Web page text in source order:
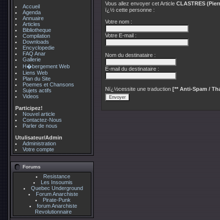
Accueil
Agenda
Annuaire
Articles
Bibliotheque
Compilation
Downloads
Encyclopedie
FAQ Anar
Gallerie
H�bergement Web
Liens Web
Plan du Site
Poemes et Chansons
Sujets actifs
Videos
Participez!
Nouvel article
Contactez-Nous
Parler de nous
Utulisateur/Admin
Administration
Votre compte
Forums
Resistance
Les Insoumis
Quebec Underground
Forum Anarchiste
Pirate-Punk
forum Anarchiste
Revolutionnaire
Vous allez envoyer cet Article CLASTRES
ï¿½ cette personne :
Votre nom :
Votre E-mail :
Nom du destinataire :
E-mail du destinataire :
Nï¿½cessite une traduction [** Anti-Spam /